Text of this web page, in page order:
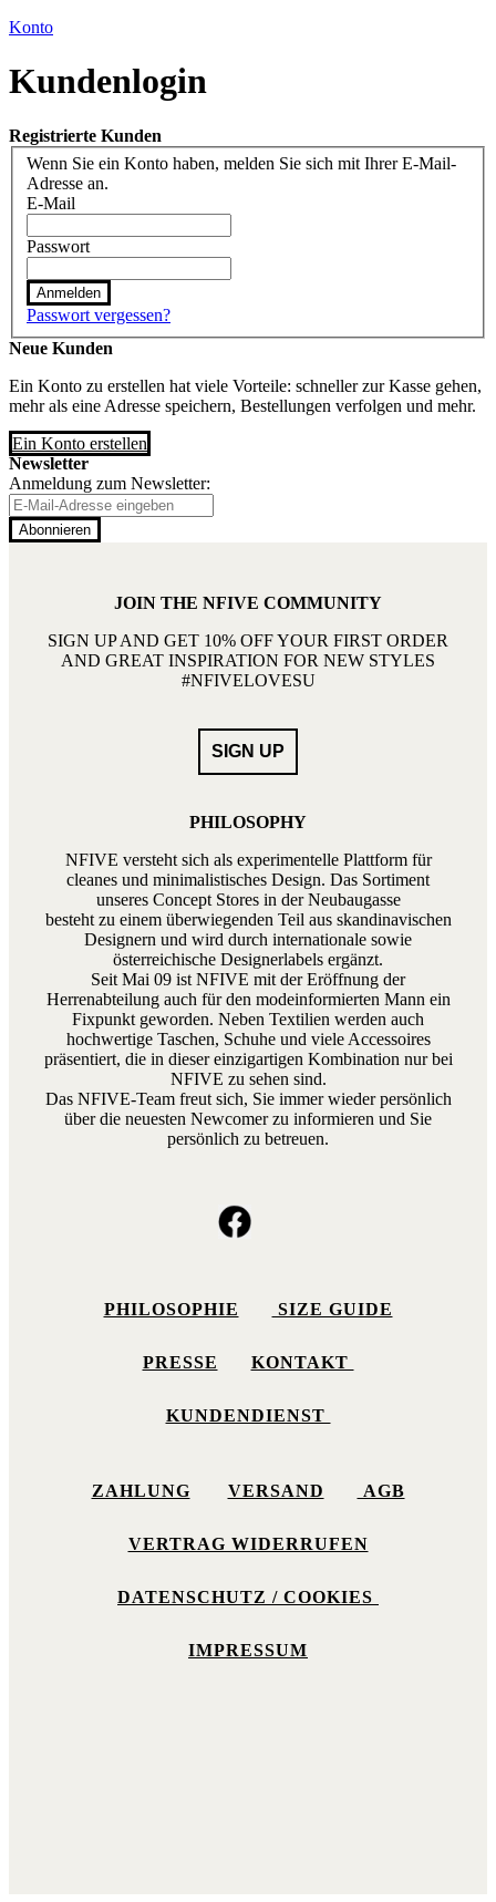
Konto
Kundenlogin
Registrierte Kunden
Wenn Sie ein Konto haben, melden Sie sich mit Ihrer E-Mail-
Adresse an.
E-Mail
Passwort
Anmelden
Passwort vergessen?
Neue Kunden
Ein Konto zu erstellen hat viele Vorteile: schneller zur Kasse gehen,
mehr als eine Adresse speichern, Bestellungen verfolgen und mehr.
Ein Konto erstellen
Newsletter
Anmeldung zum Newsletter:
Abonnieren
JOIN THE NFIVE COMMUNITY
SIGN UP AND GET 10% OFF YOUR FIRST ORDER
AND GREAT INSPIRATION FOR NEW STYLES
#NFIVELOVESU
PHILOSOPHY
NFIVE versteht sich als experimentelle Plattform für
cleanes und minimalistisches Design. Das Sortiment
unseres Concept Stores in der Neubaugasse
besteht zu einem überwiegenden Teil aus skandinavischen
Designern und wird durch internationale sowie
österreichische Designerlabels ergänzt.
Seit Mai 09 ist NFIVE mit der Eröffnung der
Herrenabteilung auch für den modeinformierten Mann ein
Fixpunkt geworden. Neben Textilien werden auch
hochwertige Taschen, Schuhe und viele Accessoires
präsentiert, die in dieser einzigartigen Kombination nur bei
NFIVE zu sehen sind.
Das NFIVE-Team freut sich, Sie immer wieder persönlich
über die neuesten Newcomer zu informieren und Sie
persönlich zu betreuen.
PHILOSOPHIE SIZE GUIDE
PRESSE KONTAKT
KUNDENDIENST
ZAHLUNG VERSAND AGB
VERTRAG WIDERRUFEN
DATENSCHUTZ / COOKIES
IMPRESSUM